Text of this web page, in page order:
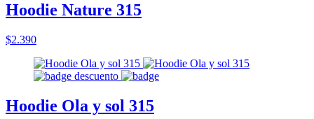
Hoodie Nature 315
$2.390
Hoodie Ola y sol 315